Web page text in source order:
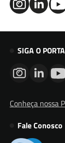
SIGA O
Conheça nossa
Fale Conosco